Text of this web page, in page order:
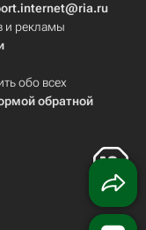
и рекламы
обо всех
обратной